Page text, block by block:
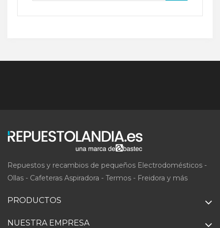
Repuestos y recambios de pequeños Electrodomésticos -
Ollas - Cafeteras Aspiradora - Termos - Freidora y más
PRODUCTOS
NUESTRA EMPRESA